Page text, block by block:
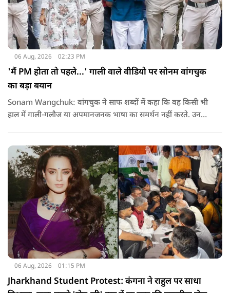
06 Aug, 2026 02:23 PM
'मैं PM होता तो पहले...' गाली वाले वीडियो पर सोनम वांगचुक
का बड़ा बयान
Sonam Wangchuk: वांगचुक ने साफ शब्दों में कहा कि वह किसी भी
हाल में गाली-गलौज या अपमानजनक भाषा का समर्थन नहीं करते. उनका
06 Aug, 2026 01:15 PM
Jharkhand Student Protest: कंगना ने राहुल पर साधा